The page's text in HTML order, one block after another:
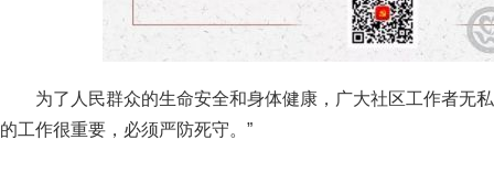
为了人民群众的生命安全和身体健康，广大社区工作
的工作很重要，必须严防死守。”